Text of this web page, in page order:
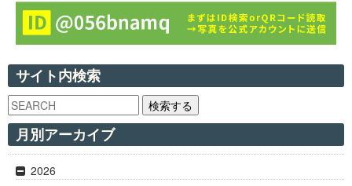
サイト内検索
検索する
月別アーカイブ
2026